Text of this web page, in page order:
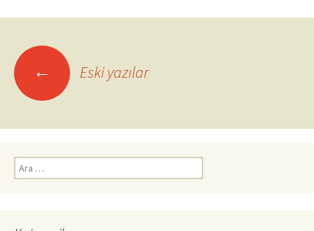
Yazı
dolaşımı
← Eski yazılar
Arama: